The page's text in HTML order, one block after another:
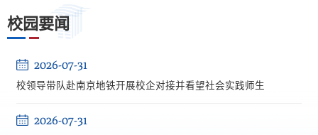
校园要闻
2026-07-31
校领导带队赴南京地铁开展校企对接并看望社会实践师生
2026-07-31